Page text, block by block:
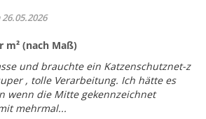
m² (nach Maß)
und brauchte ein Katzenschutznet-z
, tolle Verarbeitung. Ich hätte es
wenn die Mitte gekennzeichnet
mehrmal...